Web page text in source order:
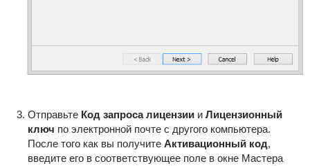
Отправьте Код запроса лицензиии Лицензионный
ключ по электронной почте с другого компьютера.
После того как вы получитеАктивационный код,
введите его в соответствующее поле в окне Мастера